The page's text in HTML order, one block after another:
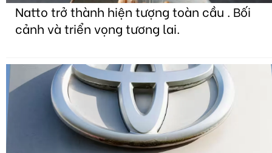
Natto trở thành hiện tượng toàn cầu . Bối
cảnh và triển vọng tương lai.